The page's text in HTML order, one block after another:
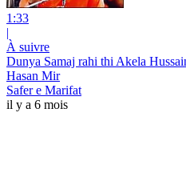
1:33
|
À suivre
Dunya Samaj rahi thi Akela
Hasan Mir
Safer e Marifat
il y a 6 mois